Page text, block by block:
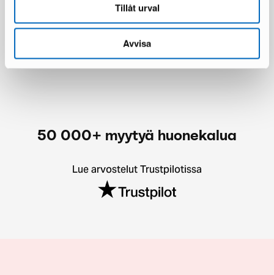
Tillåt urval
Avvisa
1 537 € 1 922 € 283 € 354 €
50 000+ myytyä huonekalua
Lue arvostelut Trustpilotissa